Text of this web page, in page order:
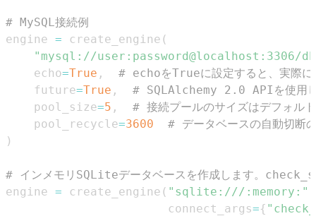
# MySQL接続例
engine = create_engine (
"mysql://user:password@localhost:3306/
    echo
=True ,
# echoをTrueに設定すると、実際に
    future
=True ,
# SQLAlchemy 2.0 APIを使用し
    pool_size
=5 ,
# 接続プールのサイズはデフォル
    pool_recycle
=3600
# データベースの自動切断
)
# インメモリSQLiteデータベースを作成します。
engine = create_engine ( "sqlite:///:memory:"
                       connect_args
={